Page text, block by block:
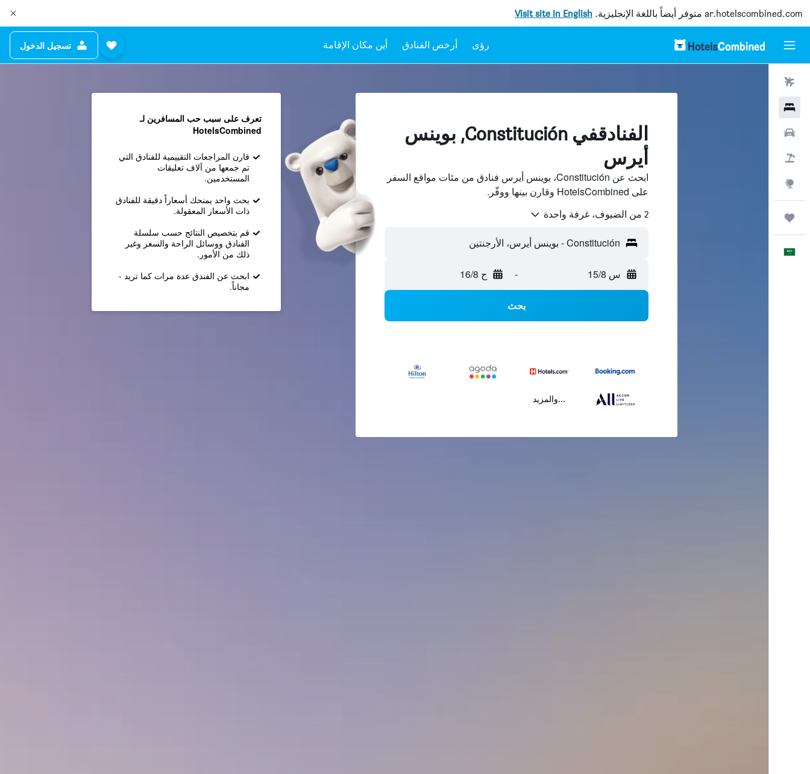
ar.hotelscombined.com متوفر أيضاً باللغة الإنجليزية. Visit site in English
رؤى أرخص الفنادق أين مكان الإقامة تسجيل الدخول
الفنادقفي Constitución, بوينس
أيرس
ابحث عن Constitución، بوينس أيرس فنادق من مئات مواقع السفر
على HotelsCombined وقارن بينها ووفّر.
2 من الضيوف، غرفة واحدة
Constitución - بوينس أيرس، الأرجنتين
س 15/8 - ح 16/8
بحث
...والمزيد
تعرف على سبب حب المسافرين لـ
HotelsCombined
قارن المراجعات التقييمية للفنادق التي
تم جمعها من آلاف تعليقات
المستخدمين.
بحث واحد يمنحك أسعاراً دقيقة للفنادق
ذات الأسعار المعقولة.
قم بتخصيص النتائج حسب سلسلة
الفنادق ووسائل الراحة والسعر وغير
ذلك من الأمور.
ابحث عن الفندق عدة مرات كما تريد -
مجاناً.